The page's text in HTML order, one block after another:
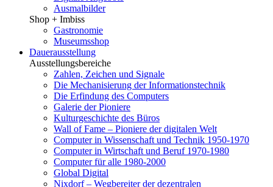
Ausmalbilder
Shop + Imbiss
Gastronomie
Museumsshop
Dauerausstellung
Ausstellungsbereiche
Zahlen, Zeichen und Signale
Die Mechanisierung der Informationstechnik
Die Erfindung des Computers
Galerie der Pioniere
Kulturgeschichte des Büros
Wall of Fame – Pioniere der digitalen Welt
Computer in Wissenschaft und Technik 1950-1970
Computer in Wirtschaft und Beruf 1970-1980
Computer für alle 1980-2000
Global Digital
Nixdorf – Wegbereiter der dezentralen